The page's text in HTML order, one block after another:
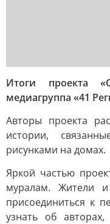
Итоги проекта
медиагруппа «41
Авторы проекта
истории,
рисунками на домах.
Яркой частью
муралам. Жители и
присоединиться к
узнать об